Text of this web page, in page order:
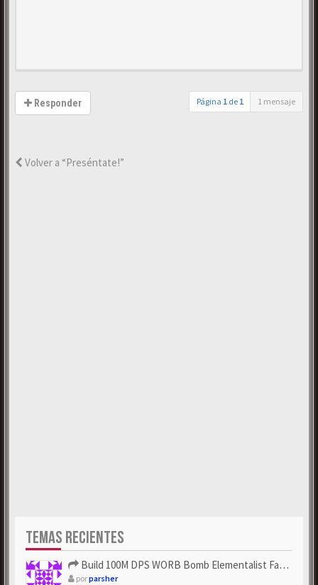
Responder Página 1 de 1 1 mensaje
Volver a “Preséntate!”
TEMAS RECIENTES
Build 100M DPS WORB Bomb Elementalist Fast - Grab POE Curren...
porparsher